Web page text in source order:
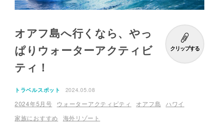
オアフ島へ行くなら、やっ
ぱりウォーターアクティビ
ティ！
クリップする
トラベルスポット 2024.05.08
2024年5月号 ウォーターアクティビティ オアフ島
ハワイ
家族におすすめ
海外リゾート